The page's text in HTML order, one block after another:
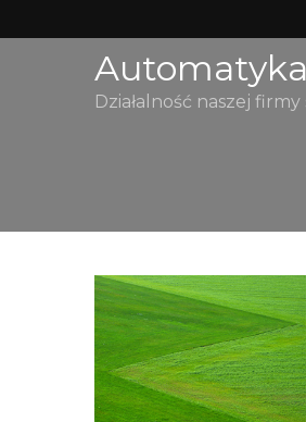
to
Działalność naszej